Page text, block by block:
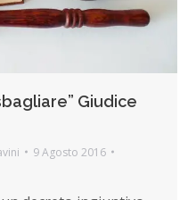
Giudice
9 Agosto 2016